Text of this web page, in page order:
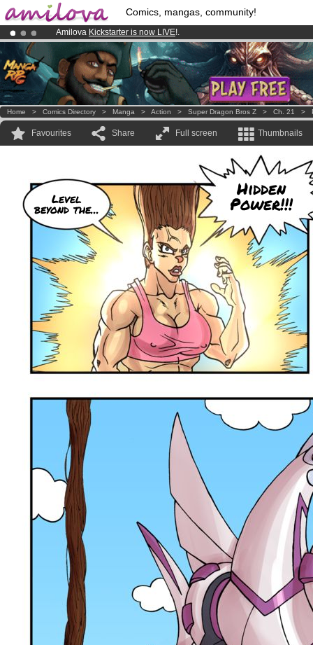
Comics, mangas, community!
Amilova Kickstarter is now LIVE!.
Already 100000membersand 1000comics & mangas!.
Premium membership from3.95 euros per month !Get membership
Home > Comics Directory > Manga > Action > Super Dragon Bros Z > Ch. 21 >
Favourites Share Full screen Thumbnails
Level
beyond the...
Hidden
Power!!!